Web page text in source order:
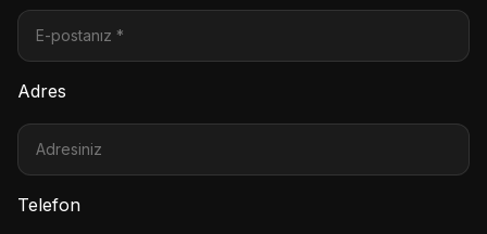
Adres
Telefon